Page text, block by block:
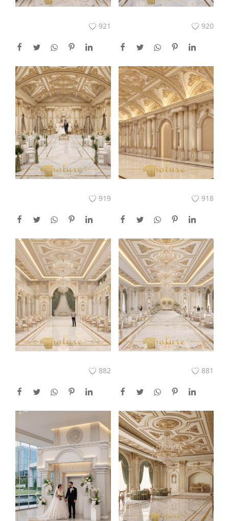
921 920
919 918
882 881